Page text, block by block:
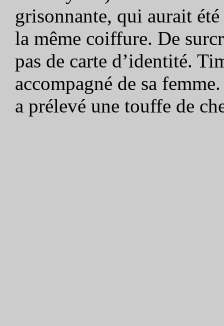
grisonnante, qui aurait
la même coiffure. De
pas de carte d’identité.
accompagné de sa
a prélevé une touffe de